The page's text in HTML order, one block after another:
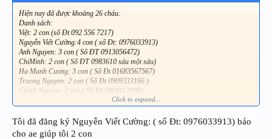
Hiện nay đã được khoảng 26 cháu:
Danh sách:
Việt: 2 con (số Đt 092 556 7217)
Nguyễn Viết Cường:4 con ( số Đt: 0976033913)
Anh Nguyen: 3 con ( Số ĐT 0913056472)
ChiMinh: 2 con ( Số ĐT 0983610 sáu một sáu)
Ha Manh Cuong: 3 con ( Số Đt 01683567567)
Truong Nguyen: 2 con ( Số Đt 0909333166 )
Chinh Nguyen: 2 con ( Số Đt 0904112498)
Waiting: 3 con ( Số Đt: 0913689938 )
Tổng hiện tại 24 con. Mọi người ai lấy thì pm số lượng và số đt ở dưới giúp em ạ
Click to expand...
Tôi đã đăng ký Nguyễn Viết Cường: ( số Đt: 0976033913) báo
cho ae giúp tôi 2 con